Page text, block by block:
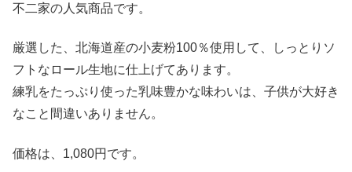
不二家の人気商品です。
厳選した、北海道産の小麦粉100％使用して、しっとりソ
フトなロール生地に仕上げてあります。
練乳をたっぷり使った乳味豊かな味わいは、子供が大好き
なこと間違いありません。
価格は、1,080円です。